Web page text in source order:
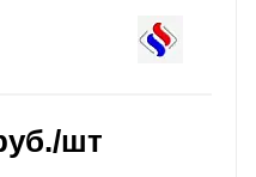
/шт